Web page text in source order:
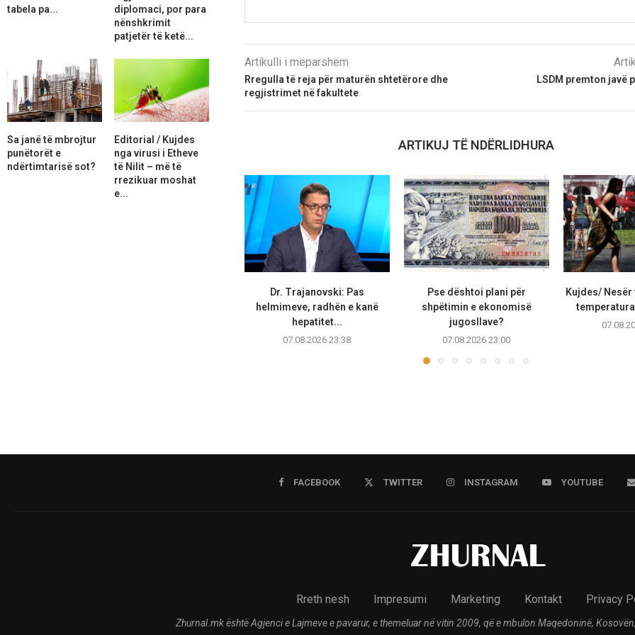
Artikulli i mëparshëm
Rregulla të reja për maturën shtetërore dhe
regjistrimet në fakultete
LSDM premton javë
ARTIKUJ TË NDËRLIDHURA
Dr. Trajanovski: Pas
helmimeve, radhën e kanë
hepatitet...
07.08.2026 23:38
Pse dështoi plani për
shpëtimin e ekonomisë
jugosllave?
07.08.2026 23:00
Kujdes/
tabela pa...
diplomaci, por para
nënshkrimit
patjetër të ketë...
Sa janë të mbrojtur
punëtorët e
ndërtimtarisë sot?
Editorial / Kujdes
nga virusi i Etheve
të Nilit – më të
rrezikuar moshat
e...
FACEBOOK TWITTER INSTAGRAM YOUTUBE
Rreth nesh Impresumi Marketing Kontakt Privacy
Zhurnal.mk është Agjenci e Lajmeve e pavarur, e themeluar në vitin 2009, që e mbulon Maqedoninë,